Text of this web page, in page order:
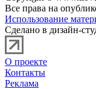
Все права на
Использование
Сделано в дизайн-
О проекте
Контакты
Реклама